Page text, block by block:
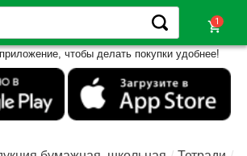
shopping_cart
чтобы делать покупки удобнее!